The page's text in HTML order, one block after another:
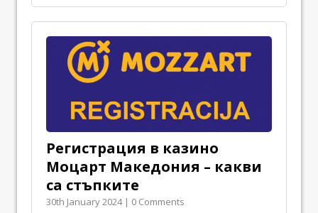
Регистрация в казино
Моцарт Македония – какви
са стъпките
30th January 2024 | 0 Comments